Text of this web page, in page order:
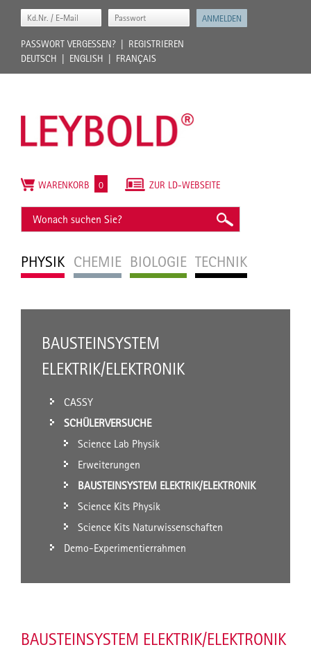
PASSWORT VERGESSEN?
REGISTRIEREN
DEUTSCH
ENGLISH FRANÇAIS
PHYSIK CHEMIE BIOLOGIE TECHNIK
ZUR LD-WEBSEITE
WARENKORB 0
BAUSTEINSYSTEM
ELEKTRIK/ELEKTRONIK
CASSY
SCHÜLERVERSUCHE
Science Lab Physik
Erweiterungen
BAUSTEINSYSTEM ELEKTRIK/ELEKTRONIK
Science Kits Physik
Science Kits Naturwissenschaften
Demo-Experimentierrahmen
BAUSTEINSYSTEM ELEKTRIK/ELEKTRONIK